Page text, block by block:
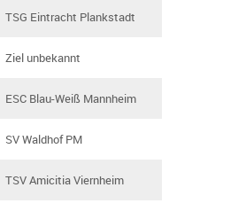
TSG Eintracht Plankstadt
Ziel unbekannt
ESC Blau-Weiß Mannheim
SV Waldhof PM
TSV Amicitia Viernheim